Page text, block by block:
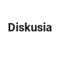
Diskusia